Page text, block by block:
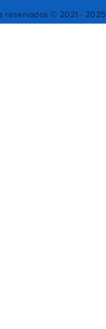
reservados © 2021 - 2025